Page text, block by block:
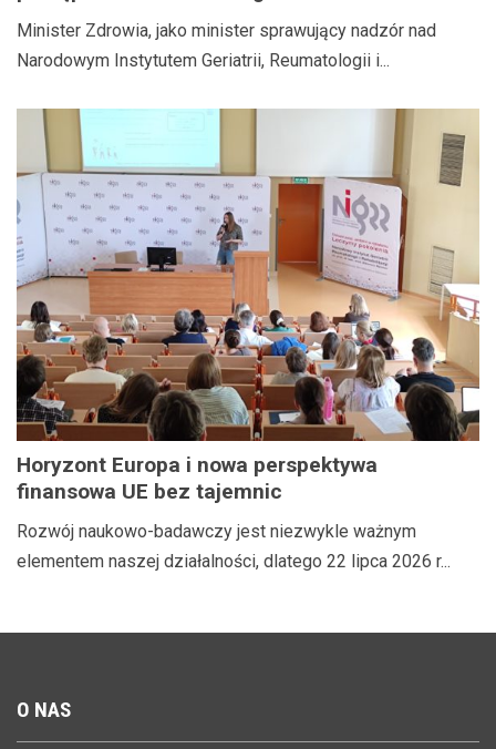
Dyrektora Narodowego Instytutu Geriatrii,
Reumatologii i Rehabilitacji im. prof. dr hab.
med. Eleonory Reicher
Minister Zdrowia, jako minister sprawujący nadzór nad
Narodowym Instytutem Geriatrii, Reumatologii i...
Horyzont Europa i nowa perspektywa
finansowa UE bez tajemnic
Rozwój naukowo-badawczy jest niezwykle ważnym
elementem naszej działalności, dlatego 22 lipca 2026 r...
O NAS